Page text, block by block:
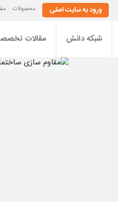
ورود به سایت اصلی محصولات
شبکه دانش مقالات